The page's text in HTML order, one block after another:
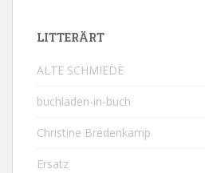
LITTERÄRT
ALTE SCHMIEDE
buchladen-in-buch
Christine Bredenkamp
Ersatz